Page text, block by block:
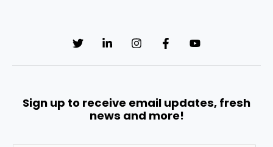
Sign up to receive email updates, fresh
news and more!